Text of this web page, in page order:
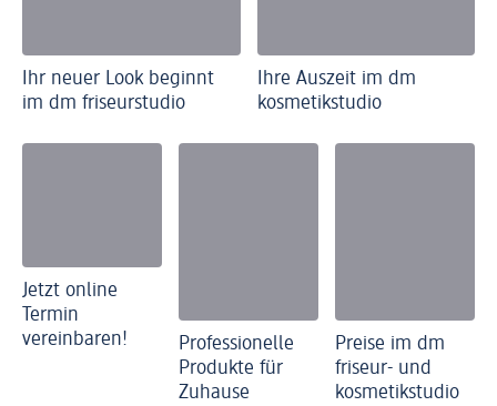
Ihr neuer Look beginnt
im dm friseurstudio
Ihre Auszeit im dm
kosmetikstudio
Jetzt online
Termin
vereinbaren!
Professionelle
Produkte für
Zuhause
Preise im dm
friseur- und
kosmetikstudio